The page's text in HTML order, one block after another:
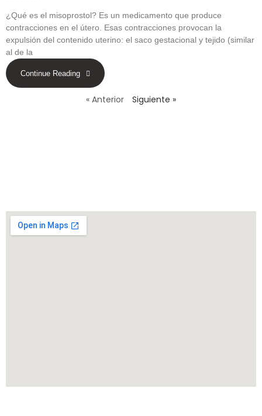
¿Qué es el misoprostol? Es un medicamento que produce
contracciones en el útero. Esas contracciones provocan la
expulsión del contenido uterino: el saco gestacional y tejido (similar
al de la
Continue Reading
« Anterior Siguiente »